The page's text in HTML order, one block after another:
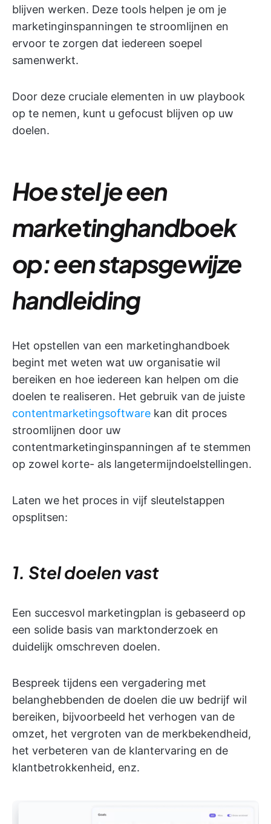
blijven werken. Deze tools helpen je om je
marketinginspanningen te stroomlijnen en
ervoor te zorgen dat iedereen soepel
samenwerkt.
Door deze cruciale elementen in uw playbook
op te nemen, kunt u gefocust blijven op uw
doelen.
Hoe stel je een
marketinghandboek
op: een stapsgewijze
handleiding
Het opstellen van een marketinghandboek
begint met weten wat uw organisatie wil
bereiken en hoe iedereen kan helpen om die
doelen te realiseren. Het gebruik van de juiste
contentmarketingsoftware kan dit proces
stroomlijnen door uw
contentmarketinginspanningen af te stemmen
op zowel korte- als langetermijndoelstellingen.
Laten we het proces in vijf sleutelstappen
opsplitsen:
1. Stel doelen vast
Een succesvol marketingplan is gebaseerd op
een solide basis van marktonderzoek en
duidelijk omschreven doelen.
Bespreek tijdens een vergadering met
belanghebbenden de doelen die uw bedrijf wil
bereiken, bijvoorbeeld het verhogen van de
omzet, het vergroten van de merkbekendheid,
het verbeteren van de klantervaring en de
klantbetrokkenheid, enz.